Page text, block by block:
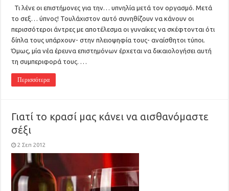
Τι λένε οι επιστήμονες για την… υπνηλία μετά τον οργασμό. Μετά
το σεξ… ύπνος! Τουλάχιστον αυτό συνηθίζουν να κάνουν οι
περισσότεροι άντρες με αποτέλεσμα οι γυναίκες να σκέφτονται ότι
δίπλα τους υπάρχουν- στην πλειοψηφία τους- αναίσθητοι τύποι.
Όμως, μία νέα έρευνα επιστημόνων έρχεται να δικαιολογήσει αυτή
τη συμπεριφορά τους. …
Περισσότερα
Γιατί το κρασί μας κάνει να αισθανόμαστε
σέξι
2 Σεπ 2012